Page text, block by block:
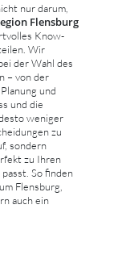
nur darum,
Flensburg
Know-
Wir
der Wahl des
– von der
und
und die
weniger
zu
sondern
zu Ihren
So finden
Flensburg,
auch ein